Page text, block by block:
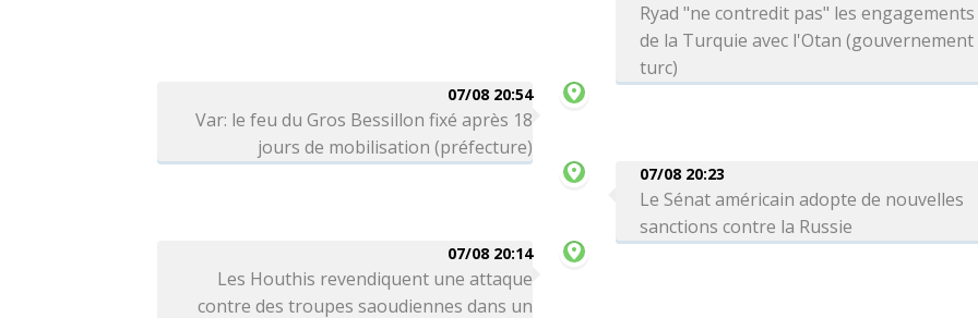
Ryad "ne contredit pas" les engagements
de la Turquie avec l'Otan (gouvernement
turc)
07/08 20:54
Var: le feu du Gros Bessillon fixé après 18
jours de mobilisation (préfecture)
07/08 20:23
Le Sénat américain adopte de nouvelles
sanctions contre la Russie
07/08 20:14
Les Houthis revendiquent une attaque
contre des troupes saoudiennes dans un